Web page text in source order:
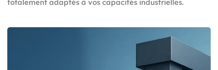
totalement adaptés à vos capacités industrielles.